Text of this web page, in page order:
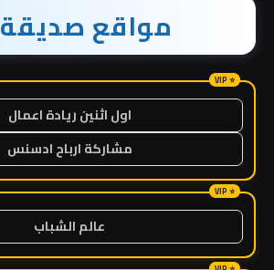
مواقع صديقة
اول اثنين ريادة اعمال
مشاركة ارباح ادسنس
عالم الشباب